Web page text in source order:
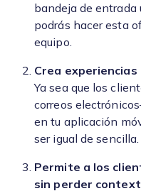
bandeja de entrada
podrás hacer esta
equipo.
Crea
Ya sea que los
correos
en tu aplicación
ser igual de sencilla.
Permite a los
sin perder